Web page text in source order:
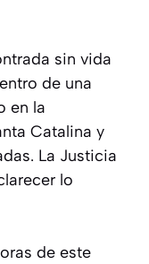
sin vida
de una
en la
Catalina y
La Justicia
lo
de este